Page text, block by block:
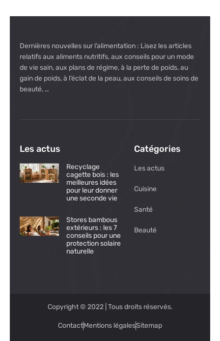
Dernières nouvelles sur l’alimentation : Lisez les articles
relatifs aux aliments nutritifs, aux conseils pour un mode
de vie sain, aux plans de régime, à la perte de poids, au
gain de poids, à l’éclat de la peau, aux conseils de soins de
beauté, …
Les actus
Recyclage
cagette bois : les
meilleures idées
pour leur donner
une seconde vie
Stores bambous
extérieurs : les 7
conseils pour une
protection solaire
naturelle
Catégories
Les actus
Cuisine
Santé
Beauté
Copyright © 2022 | Tous droits réservés.
ContactMentions légalesSitemap